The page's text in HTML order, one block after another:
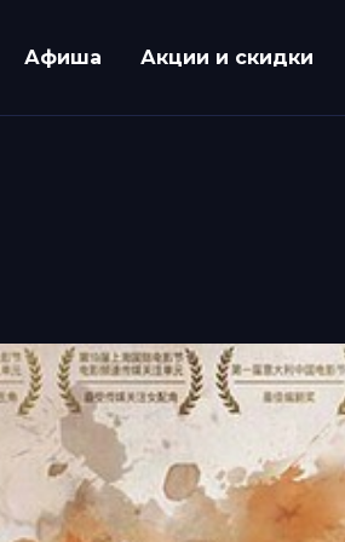
Афиша Акции и скидки